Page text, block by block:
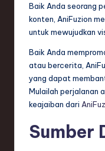
Baik Anda seorang
konten, AniFuzion
untuk mewujudkan
Baik Anda
atau bercerita,
yang dapat
Mulailah perjalanan
keajaiban dari
Sumber